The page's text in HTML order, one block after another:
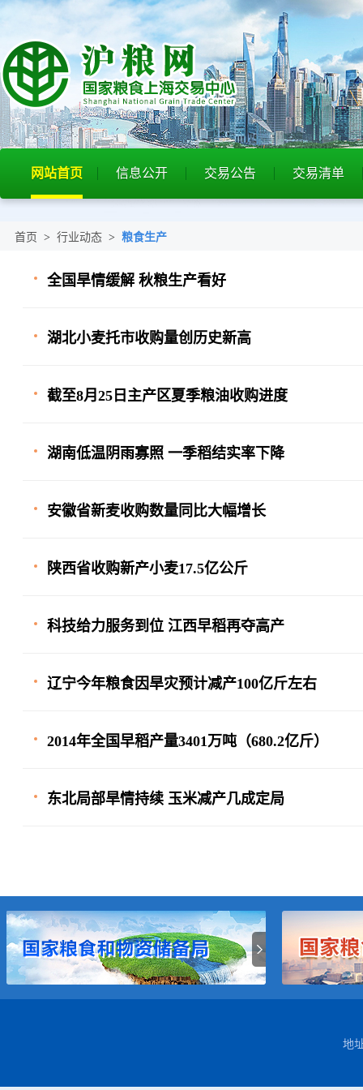
网站首页 信息公开 交易公告 交易清单
首页 > 行业动态 > 粮食生产
全国旱情缓解 秋粮生产看好
湖北小麦托市收购量创历史新高
截至8月25日主产区夏季粮油收购进度
湖南低温阴雨寡照 一季稻结实率下降
安徽省新麦收购数量同比大幅增长
陕西省收购新产小麦17.5亿公斤
科技给力服务到位 江西早稻再夺高产
辽宁今年粮食因旱灾预计减产100亿斤左右
2014年全国早稻产量3401万吨（680.2亿斤）
东北局部旱情持续 玉米减产几成定局
地